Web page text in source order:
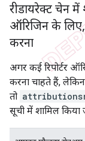
रीडायरेक्ट चेन में
ऑरिजिन के लिए,
करना
अगर कई रिपोर्टर
करना चाहते हैं,
तो
सूची में शामिल किया